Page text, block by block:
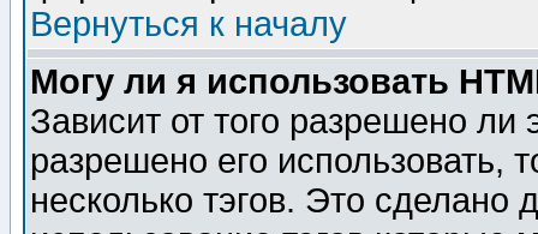
Вернуться к началу
Могу ли я использовать
Зависит от того разрешено
разрешено его использовать,
несколько тэгов. Это сделано